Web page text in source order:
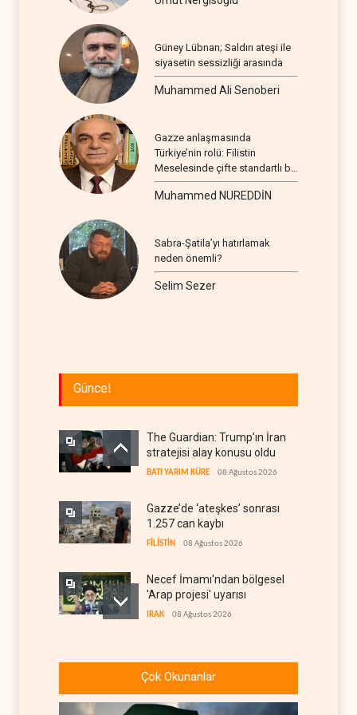
Güney Lübnan; Saldırı ateşi ile
siyasetin sessizliği arasında
Muhammed Ali Senoberi
Gazze anlaşmasında
Türkiye’nin rolü: Filistin
Meselesinde çifte standartlı bir
seyir
Muhammed NUREDDİN
Sabra-Şatila’yı hatırlamak
neden önemli?
Selim Sezer
Güncel
The Guardian: Trump’ın İran
stratejisi alay konusu oldu
BATI YARIM KÜRE 08 Ağustos 2026
Gazze’de ‘ateşkes’ sonrası
1.257 can kaybı
FİLİSTİN 08 Ağustos 2026
Necef İmamı'ndan bölgesel
'Arap projesi' uyarısı
IRAK 08 Ağustos 2026
da yetmedi: Hürmüz’de
gemi vuruldu
Çok Okunanlar